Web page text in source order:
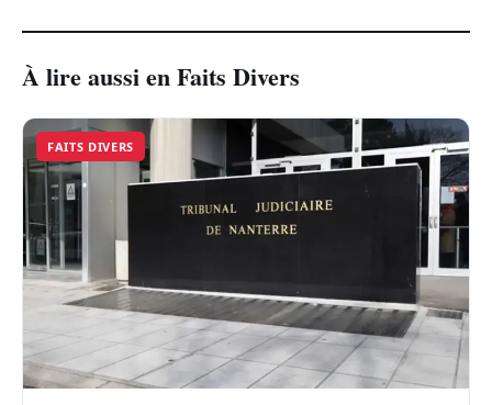
À lire aussi en Faits Divers
FAITS DIVERS